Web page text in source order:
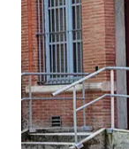
TSM, une école
TSM fait de
priorité.
Parce que
dans un cursus,
s’offre à vous.